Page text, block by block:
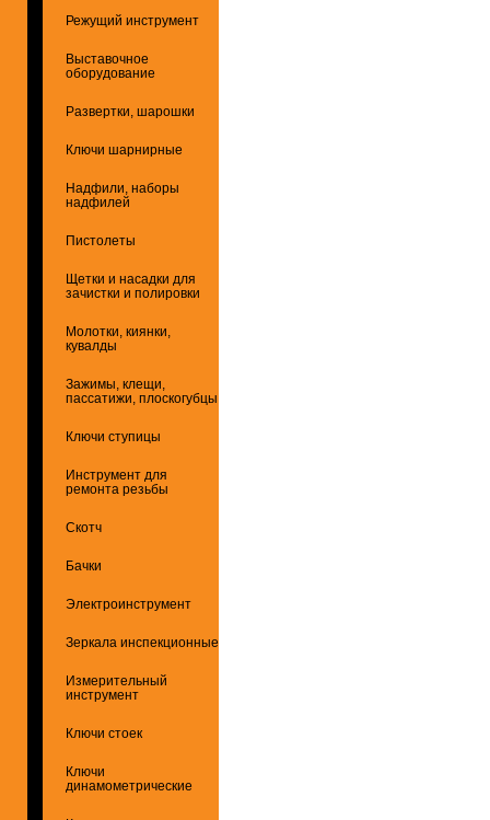
Режущий инструмент
Выставочное
оборудование
Развертки, шарошки
Ключи шарнирные
Надфили, наборы
надфилей
Пистолеты
Щетки и насадки для
зачистки и полировки
Молотки, киянки,
кувалды
Зажимы, клещи,
пассатижи, плоскогубцы
Ключи ступицы
Инструмент для
ремонта резьбы
Скотч
Бачки
Электроинструмент
Зеркала инспекционные
Измерительный
инструмент
Ключи стоек
Ключи
динамометрические